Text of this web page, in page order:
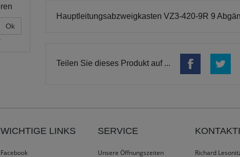
Hauptleitungsabzweigkasten VZ3-420-9R 9
Teilen Sie dieses Produkt auf ...
WICHTIGE LINKS
Facebook
SERVICE
Unsere Öffnungszeiten Richard